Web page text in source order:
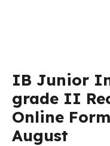
IB Junior
grade II
Online
August